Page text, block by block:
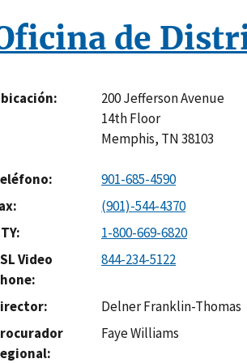
de
200 Jefferson Avenue
14th Floor
Memphis, TN38103
901-685-4590
(901)-544-4370
1-800-669-6820
Video
844-234-5122
Delner Franklin-Thomas
Faye Williams